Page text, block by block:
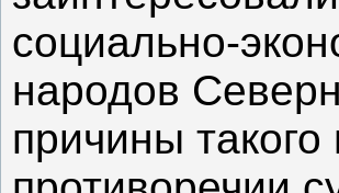
социально-
народов
причины